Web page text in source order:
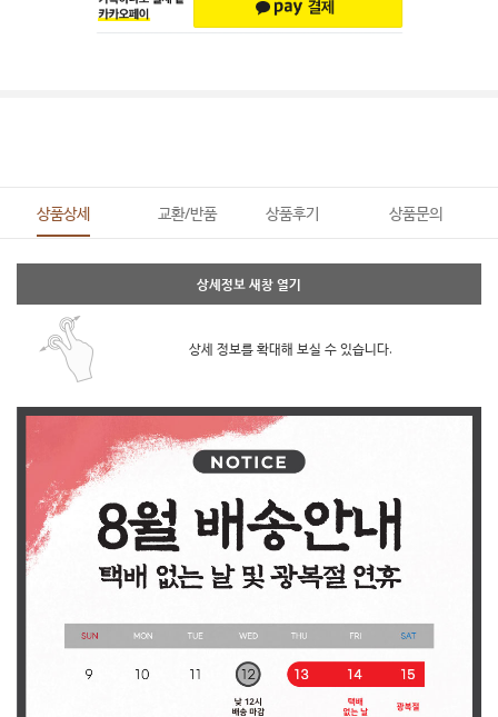
상품상세 교환/반품 상품후기 상품문의
상세정보 새창 열기
상세 정보를 확대해 보실 수 있습니다.